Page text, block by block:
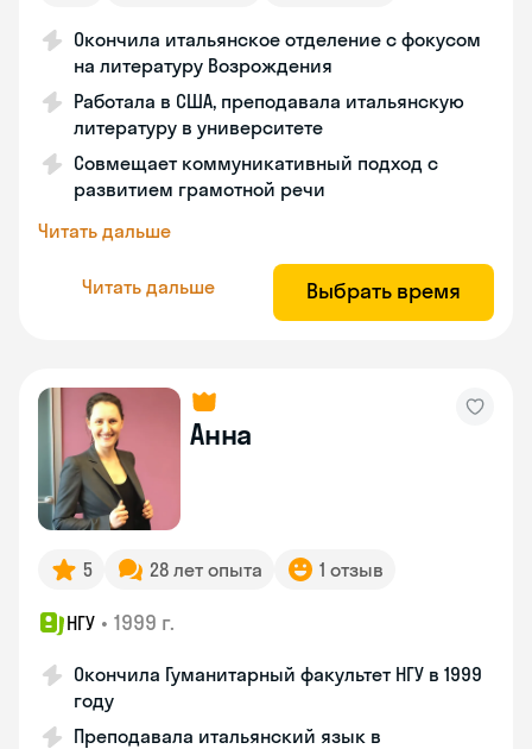
Окончила итальянское отделение с фокусом
на литературу Возрождения
Работала в США, преподавала итальянскую
литературу в университете
Совмещает коммуникативный подход с
развитием грамотной речи
Читать дальше
Читать дальше Выбрать время
Анна
5 28 лет опыта 1 отзыв
НГУ • 1999 г.
Окончила Гуманитарный факультет НГУ в 1999
году
Преподавала итальянский язык в